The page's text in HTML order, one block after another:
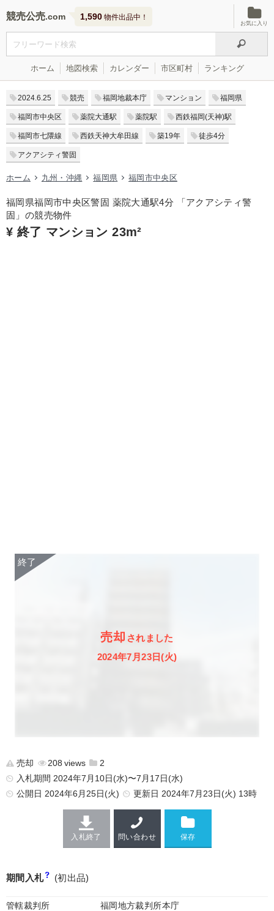
競売公売 1,590 物件出品中！
お気に入り
ホーム 地図検索 カレンダー 市区町村 ランキング
2024.6.25 競売 福岡地裁本庁 マンション 福岡県
福岡市中央区 薬院大通駅 薬院駅 西鉄福岡(天神)駅
福岡市七隈線 西鉄天神大牟田線 築19年 徒歩4分
アクアシティ警固
ホーム 九州・沖縄 福岡県 福岡市中央区
福岡県福岡市中央区警固 薬院大通駅4分 「アクアシティ警
固」の競売物件
¥ 終了 マンション 23m²
売却 されました
2024年7月23日(火)
売却 208
2
入札期間 2024年7月10日(水)〜7月17日(水)
公開日 2024年6月25日(火) 更新日 2024年7月23日(火) 13時
入札終了 問い合わせ
期間入札 (初出品)
管轄裁判所
福岡地方裁判所本庁